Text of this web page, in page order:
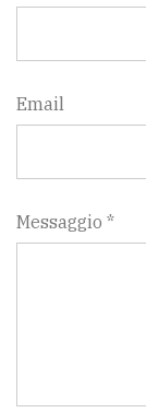
Email
Messaggio *